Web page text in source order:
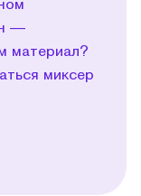
—
материал?
миксер